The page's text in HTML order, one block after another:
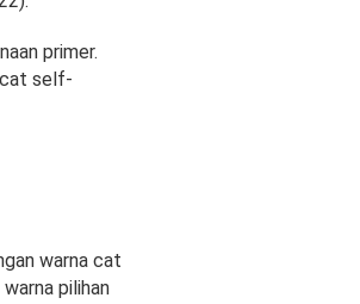
primer.
cat self-
warna cat
pilihan